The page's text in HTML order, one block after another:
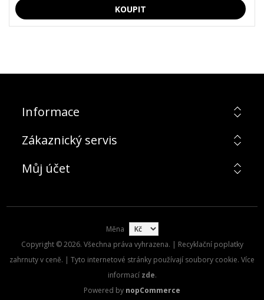
Informace
Zákaznický servis
Můj účet
Měna
Copyright © 2026. Všechna práva vyhrazena. | Recyklační poplatky
zahrnuty v ceně. | Tyto internetové stránky používají soubory cookie. Více
informací zde.
Powered by nopCommerce